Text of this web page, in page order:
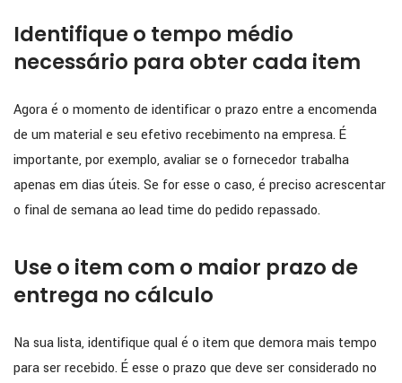
Identifique o tempo médio
necessário para obter cada item
Agora é o momento de identificar o prazo entre a encomenda
de um material e seu efetivo recebimento na empresa. É
importante, por exemplo, avaliar se o fornecedor trabalha
apenas em dias úteis. Se for esse o caso, é preciso acrescentar
o final de semana ao lead time do pedido repassado.
Use o item com o maior prazo de
entrega no cálculo
Na sua lista, identifique qual é o item que demora mais tempo
para ser recebido. É esse o prazo que deve ser considerado no